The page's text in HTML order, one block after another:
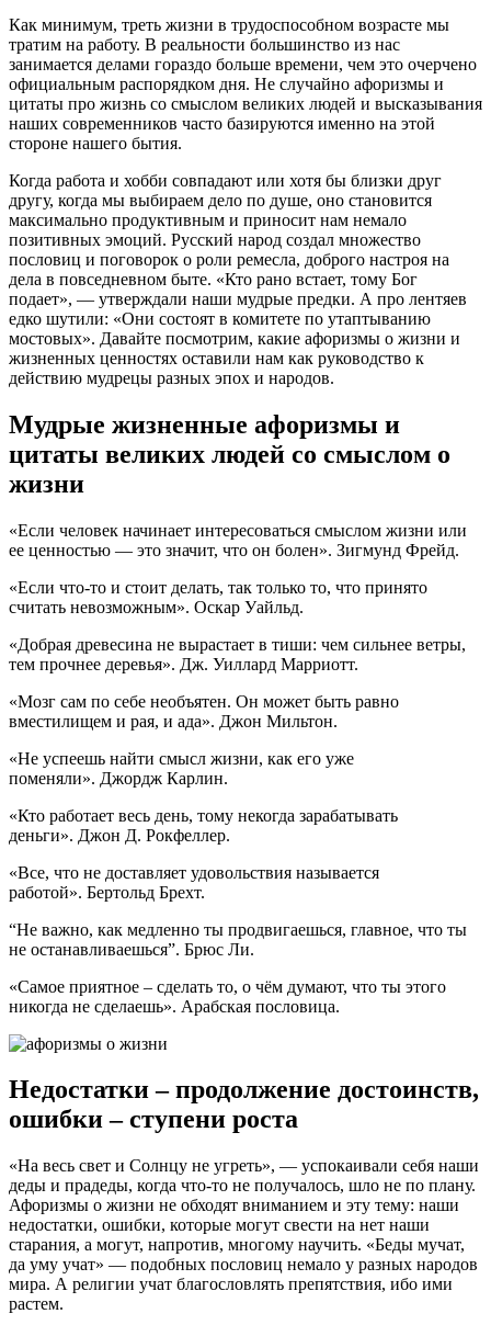
Как минимум, треть жизни в трудоспособном возрасте мы
тратим на работу. В реальности большинство из нас
занимается делами гораздо больше времени, чем это очерчено
официальным распорядком дня. Не случайно афоризмы и
цитаты про жизнь со смыслом великих людей и высказывания
наших современников часто базируются именно на этой
стороне нашего бытия.
Когда работа и хобби совпадают или хотя бы близки друг
другу, когда мы выбираем дело по душе, оно становится
максимально продуктивным и приносит нам немало
позитивных эмоций. Русский народ создал множество
пословиц и поговорок о роли ремесла, доброго настроя на
дела в повседневном быте. «Кто рано встает, тому Бог
подает», — утверждали наши мудрые предки. А про лентяев
едко шутили: «Они состоят в комитете по утаптыванию
мостовых». Давайте посмотрим, какие афоризмы о жизни и
жизненных ценностях оставили нам как руководство к
действию мудрецы разных эпох и народов.
Мудрые жизненные афоризмы и
цитаты великих людей со смыслом о
жизни
«Если человек начинает интересоваться смыслом жизни или
ее ценностью — это значит, что он болен». Зигмунд Фрейд.
«Если что-то и стоит делать, так только то, что принято
считать невозможным». Оскар Уайльд.
«Добрая древесина не вырастает в тиши: чем сильнее ветры,
тем прочнее деревья». Дж. Уиллард Марриотт.
«Мозг сам по себе необъятен. Он может быть равно
вместилищем и рая, и ада». Джон Мильтон.
«Не успеешь найти смысл жизни, как его уже
поменяли». Джордж Карлин.
«Кто работает весь день, тому некогда зарабатывать
деньги». Джон Д. Рокфеллер.
«Все, что не доставляет удовольствия называется
работой». Бертольд Брехт.
“Не важно, как медленно ты продвигаешься, главное, что ты
не останавливаешься”. Брюс Ли.
«Самое приятное – сделать то, о чём думают, что ты этого
никогда не сделаешь». Арабская пословица.
Недостатки – продолжение достоинств,
ошибки – ступени роста
«На весь свет и Солнцу не угреть», — успокаивали себя наши
деды и прадеды, когда что-то не получалось, шло не по плану.
Афоризмы о жизни не обходят вниманием и эту тему: наши
недостатки, ошибки, которые могут свести на нет наши
старания, а могут, напротив, многому научить. «Беды мучат,
да уму учат» — подобных пословиц немало у разных народов
мира. А религии учат благословлять препятствия, ибо ими
растем.